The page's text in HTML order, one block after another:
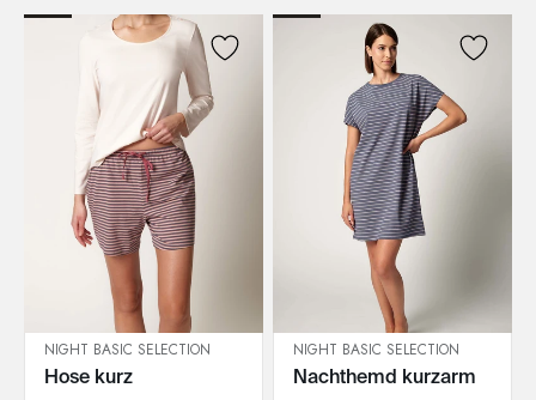
IN DEN WARENKORB
NIGHT BASIC SELECTION
Hose kurz
IN DEN WARENKORB
NIGHT BASIC SELECTION
Nachthemd kurzarm